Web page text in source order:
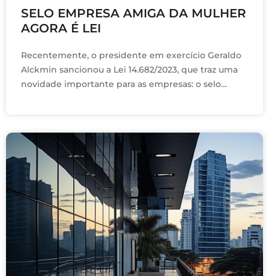
SELO EMPRESA AMIGA DA MULHER
AGORA É LEI
Recentemente, o presidente em exercício Geraldo
Alckmin sancionou a Lei 14.682/2023, que traz uma
novidade importante para as empresas: o selo